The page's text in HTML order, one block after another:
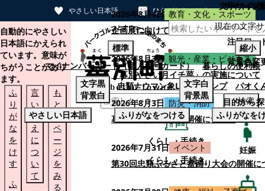
やさしい日本語 ひらがなをつける
本文へスキップする
自動的にやさしい
日本語にかえられ
ています。意味が
ちがうことがあり
ます。
ふ
り
が
な
を
け
す
ふ
言
い
替
え
に
つ
い
て
も
と
の
ペ
ー
ジ
を
み
る
検索
くらし・手続き
くらし・手続き
2026年8月4日 教育・文化・スポーツ
企画展に向けて：安東ウメ子さんとの思
2026年8月3日 観光・産業・ビジネス
「幕別やさい月イチ菜」の実施について
2026年8月3日 防災・消防
幕別町防災フェアの開催について
2026年7月31日 イベント
第30回忠類ふるさと盆踊り大会の開催に
サイト内
注目ワー
マイナンバーカード（個人番号カード）
暮らしの便利帳
忠類ナウマン象LINEスタンプ
パオく
目的から
妊娠
文字サイズ
現在の文字
標準
縮小
背景色変
文字黒
背景白
文字白
背景黒
やさしい日本語
ふりがなをつける ふりがなを